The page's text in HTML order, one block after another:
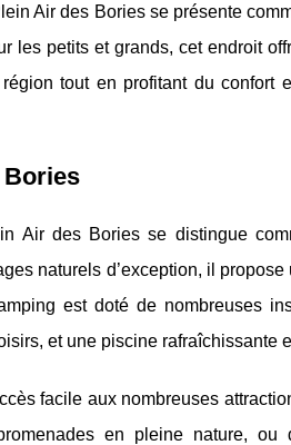
Air des Bories se présente
les petits et grands, cet endroit
tout en profitant du confort
Bories
Air des Bories se distingue
naturels d’exception, il
est doté de nombreuses
et une piscine rafraîchissante
facile aux nombreuses
en pleine nature, ou